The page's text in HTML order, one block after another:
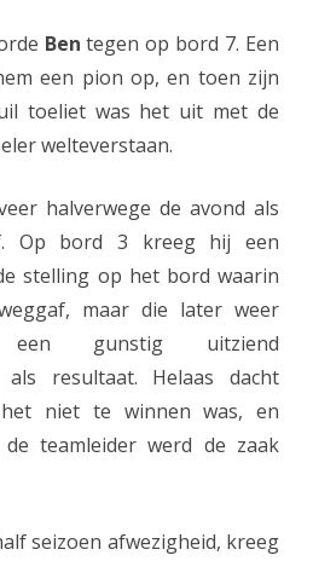
Ben tegen op bord 7. Een
een pion op, en toen zijn
toeliet was het uit met de
welteverstaan.
halverwege de avond als
Op bord 3 kreeg hij een
stelling op het bord waarin
maar die later weer
gunstig uitziend
als resultaat. Helaas dacht
niet te winnen was, en
teamleider werd de zaak
seizoen afwezigheid, kreeg